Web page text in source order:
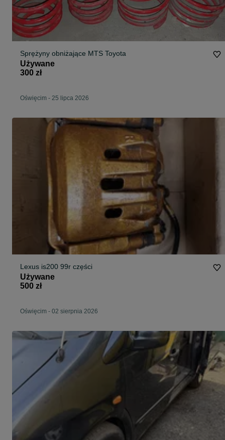
Sprężyny obniżające MTS Toyota
Używane
300 zł
Oświęcim - 25 lipca 2026
Lexus is200 99r części
Używane
500 zł
Oświęcim - 02 sierpnia 2026